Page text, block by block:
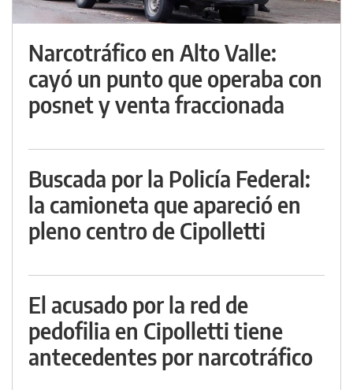
Narcotráfico en Alto Valle:
cayó un punto que operaba con
posnet y venta fraccionada
Buscada por la Policía Federal:
la camioneta que apareció en
pleno centro de Cipolletti
El acusado por la red de
pedofilia en Cipolletti tiene
antecedentes por narcotráfico